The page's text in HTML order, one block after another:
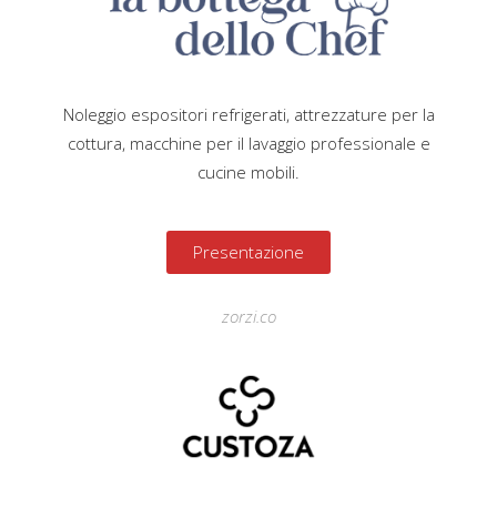
Noleggio espositori refrigerati, attrezzature per la
cottura, macchine per il lavaggio professionale e
cucine mobili.
Presentazione
zorzi.co